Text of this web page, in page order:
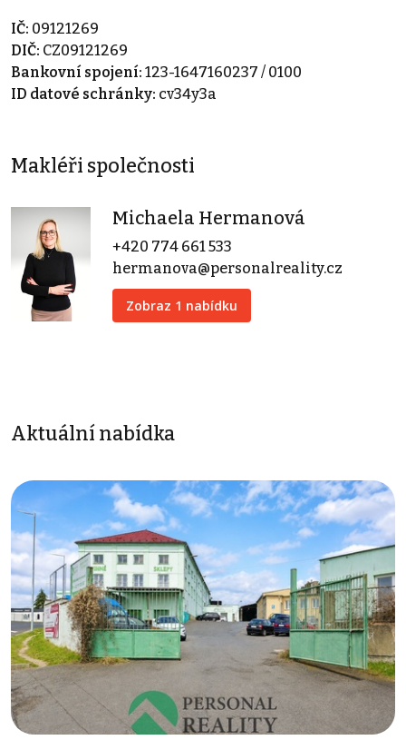
IČ: 09121269
DIČ: CZ09121269
Bankovní spojení: 123-1647160237 / 0100
ID datové schránky: cv34y3a
Makléři společnosti
Michaela Hermanová
+420 774 661 533
hermanova@personalreality.cz
Zobraz 1 nabídku
Aktuální nabídka